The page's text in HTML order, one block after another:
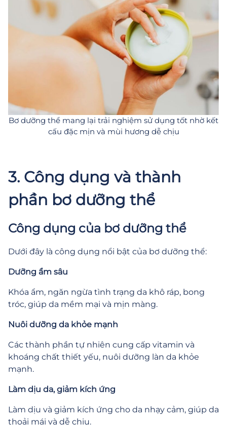
Bơ dưỡng thể mang lại trải nghiệm sử dụng tốt nhờ kết
cấu đặc mịn và mùi hương dễ chịu
3. Công dụng và thành
phần bơ dưỡng thể
Công dụng của bơ dưỡng thể
Dưới đây là công dụng nổi bật của bơ dưỡng thể:
Dưỡng ẩm sâu
Khóa ẩm, ngăn ngừa tình trạng da khô ráp, bong
tróc, giúp da mềm mại và mịn màng.
Nuôi dưỡng da khỏe mạnh
Các thành phần tự nhiên cung cấp vitamin và
khoáng chất thiết yếu, nuôi dưỡng làn da khỏe
mạnh.
Làm dịu da, giảm kích ứng
Làm dịu và giảm kích ứng cho da nhạy cảm, giúp da
thoải mái và dễ chịu.